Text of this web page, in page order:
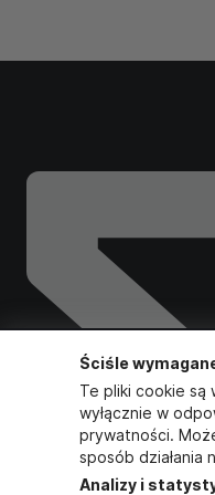
Ściśle
Te pliki cookie są
wyłącznie w
prywatności.
sposób działania
Analizy i